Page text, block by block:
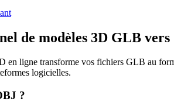
de modèles 3D GLB
en ligne transforme vos fichiers GLB au
logicielles.
?